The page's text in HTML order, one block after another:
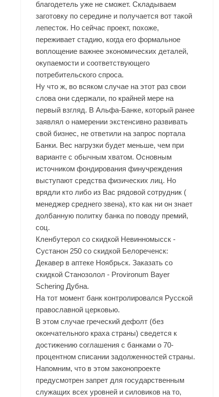
благодетель уже не сможет. Складываем
заготовку по середине и получается вот такой
лепесток. Но сейчас проект, похоже,
переживает стадию, когда его формальное
воплощение важнее экономических деталей,
окупаемости и соответствующего
потребительского спроса.
Ну что ж, во всяком случае на этот раз свои
слова они сдержали, по крайней мере на
первый взгляд. В Альфа-Банке, который ранее
заявлял о намерении экстенсивно развивать
свой бизнес, не ответили на запрос портала
Банки. Вес нагрузки будет меньше, чем при
варианте с обычным хватом. Основным
источником фондирования финучреждения
выступают средства физических лиц. Но
врядли кто либо из Вас рядовой сотрудник (
менеджер среднего звена), кто как ни он знает
долбанную политку банка по поводу премий,
соц.
Кленбутерол со скидкой Невинномысск -
Сустанон 250 со скидкой Белореченск:
Декавер в аптеке Ноябрьск. Заказать со
скидкой Станозолол - Provironum Bayer
Schering Дубна.
На тот момент банк контролировался Русской
православной церковью.
В этом случае греческий дефолт (без
окончательного краха страны) сведется к
достижению соглашения с банками о 70-
процентном списании задолженностей страны.
Напомним, что в этом законопроекте
предусмотрен запрет для государственным
служащих всех уровней и силовиков на то,